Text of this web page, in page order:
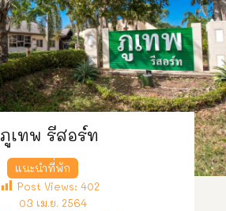
ภูเทพ รีสอร์ท
แนะนำที่พัก
Post Views: 402
03 เม.ย. 2564